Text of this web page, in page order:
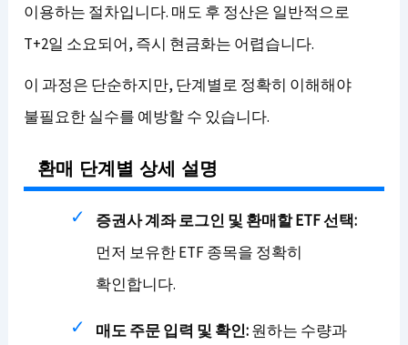
이용하는 절차입니다. 매도 후 정산은 일반적으로
T+2일 소요되어, 즉시 현금화는 어렵습니다.
이 과정은 단순하지만, 단계별로 정확히 이해해야
불필요한 실수를 예방할 수 있습니다.
환매 단계별 상세 설명
증권사 계좌 로그인 및 환매할 ETF 선택:
먼저 보유한 ETF 종목을 정확히
확인합니다.
매도 주문 입력 및 확인:원하는 수량과